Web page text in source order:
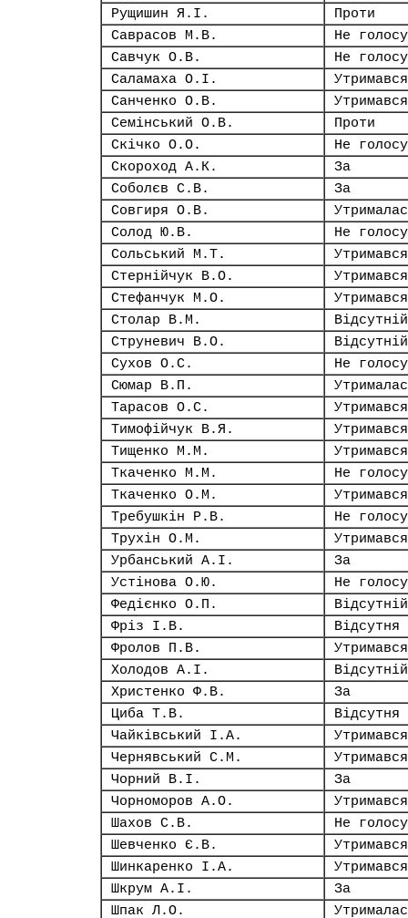
Рущишин Я.І.
Проти
Саврасов М.В.
Не
Савчук О.В.
Не
Саламаха О.І.
Утримався
Санченко О.В.
Утримався
Семінський О.В.
Проти
Скічко О.О.
Не
Скороход А.К.
За
Соболєв С.В.
За
Совгиря О.В.
Солод Ю.В.
Не
Сольський М.Т.
Утримався
Стернійчук В.О.
Утримався
Стефанчук М.О.
Утримався
Столар В.М.
Відсутній
Струневич В.О.
Відсутній
Сухов О.С.
Не
Сюмар В.П.
Тарасов О.С.
Утримався
Тимофійчук В.Я.
Утримався
Тищенко М.М.
Утримався
Ткаченко М.М.
Не
Ткаченко О.М.
Утримався
Требушкін Р.В.
Не
Трухін О.М.
Утримався
Урбанський А.І.
За
Устінова О.Ю.
Не
Федієнко О.П.
Відсутній
Фріз І.В.
Відсутня
Фролов П.В.
Утримався
Холодов А.І.
Відсутній
Христенко Ф.В.
За
Циба Т.В.
Відсутня
Чайківський І.А.
Утримався
Чернявський С.М.
Утримався
Чорний В.І.
За
Чорноморов А.О.
Утримався
Шахов С.В.
Не
Шевченко Є.В.
Утримався
Шинкаренко І.А.
Утримався
Шкрум А.І.
За
Шпак Л.О.